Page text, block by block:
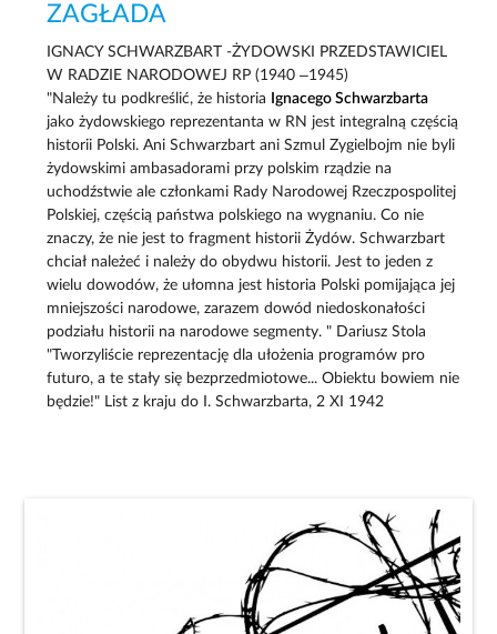
ZAGŁADA
IGNACY SCHWARZBART -ŻYDOWSKI PRZEDSTAWICIEL
W RADZIE NARODOWEJ RP (1940 –1945)
"Należy tu podkreślić, że historia
Ignacego Schwarzbarta
jako żydowskiego reprezentanta w RN jest integralną częścią
historii Polski. Ani Schwarzbart ani Szmul Zygielbojm nie byli
żydowskimi ambasadorami przy polskim rządzie na
uchodźstwie ale członkami Rady Narodowej Rzeczpospolitej
Polskiej, częścią państwa polskiego na wygnaniu. Co nie
znaczy, że nie jest to fragment historii Żydów. Schwarzbart
chciał należeć i należy do obydwu historii. Jest to jeden z
wielu dowodów, że ułomna jest historia Polski pomijająca jej
mniejszości narodowe, zarazem dowód niedoskonałości
podziału historii na narodowe segmenty. " Dariusz Stola
"Tworzyliście reprezentację dla ułożenia programów pro
futuro, a te stały się bezprzedmiotowe... Obiektu bowiem nie
będzie!" List z kraju do I. Schwarzbarta, 2 XI 1942